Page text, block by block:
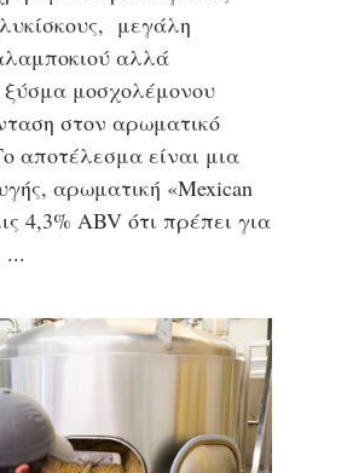
μεγάλη
αλλά
ξύσμα μοσχολέμονου
στον αρωματικό
αποτέλεσμα είναι μια
αρωματική «Mexican
4,3% ABV ότι πρέπει για